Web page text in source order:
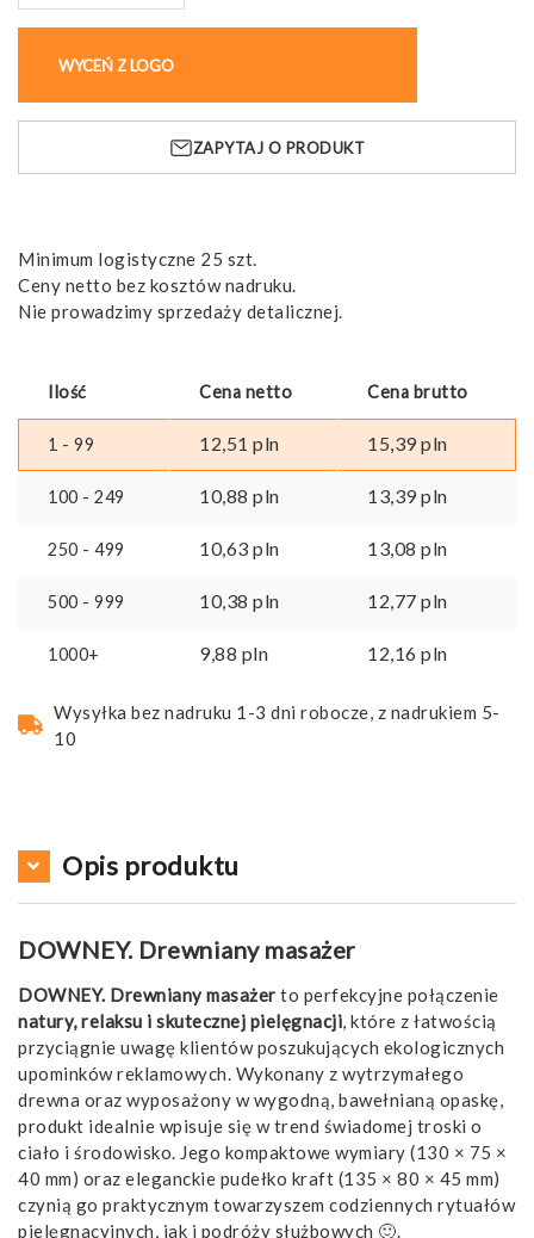
masażer
antycellulitowy
WYCEŃ Z LOGO
ZAPYTAJ O PRODUKT
Minimum logistyczne 25 szt.
Ceny netto bez kosztów nadruku.
Nie prowadzimy sprzedaży detalicznej.
Ilość Cena netto Cena brutto
1 - 99 12,51 pln 15,39pln
100 - 249 10,88 pln 13,39pln
250 - 499 10,63 pln 13,08 pln
500 - 999 10,38 pln 12,77 pln
1000+ 9,88 pln 12,16 pln
Wysyłka bez nadruku 1-3 dni robocze, z nadrukiem 5-
10
Opis produktu
DOWNEY. Drewniany masażer
DOWNEY. Drewniany masażer to perfekcyjne połączenie
natury, relaksu i skutecznej pielęgnacji, które z łatwością
przyciągnie uwagę klientów poszukujących ekologicznych
upominków reklamowych. Wykonany z wytrzymałego
drewna oraz wyposażony w wygodną, bawełnianą opaskę,
produkt idealnie wpisuje się w trend świadomej troski o
ciało i środowisko. Jego kompaktowe wymiary (130 × 75 ×
40 mm) oraz eleganckie pudełko kraft (135 × 80 × 45 mm)
czynią go praktycznym towarzyszem codziennych rytuałów
pielęgnacyjnych, jak i podróży służbowych 🙂.